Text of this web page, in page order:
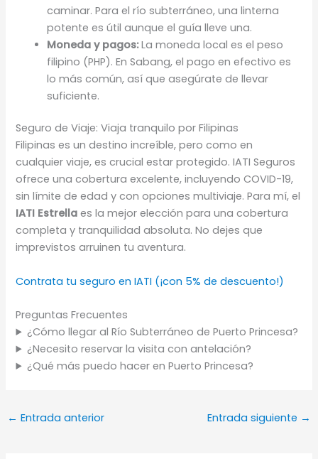
caminar. Para el río subterráneo, una linterna
potente es útil aunque el guía lleve una.
Moneda y pagos:La moneda local es el peso
filipino (PHP). En Sabang, el pago en efectivo es
lo más común, así que asegúrate de llevar
suficiente.
Seguro de Viaje: Viaja tranquilo por Filipinas
Filipinas es un destino increíble, pero como en
cualquier viaje, es crucial estar protegido. IATI Seguros
ofrece una cobertura excelente, incluyendo COVID-19,
sin límite de edad y con opciones multiviaje. Para mí, el
IATI Estrella es la mejor elección para una cobertura
completa y tranquilidad absoluta. No dejes que
imprevistos arruinen tu aventura.
Contrata tu seguro en IATI (¡con 5% de descuento!)
Preguntas Frecuentes
¿Cómo llegar al Río Subterráneo de Puerto Princesa?
¿Necesito reservar la visita con antelación?
¿Qué más puedo hacer en Puerto Princesa?
← Entrada anterior Entrada siguiente →